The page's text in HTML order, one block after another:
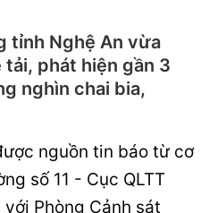
tỉnh Nghệ An vừa
phát hiện gần 3
nghìn chai bia,
nguồn tin báo từ cơ
số 11 - Cục QLTT
Phòng Cảnh sát